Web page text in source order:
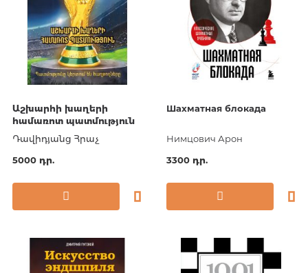
Աշխարհի խաղերի
համառոտ պատմություն
Դավիդյանց Հրաչ
5000 դր.
Шахматная блокада
Нимцович Арон
3300 դր.